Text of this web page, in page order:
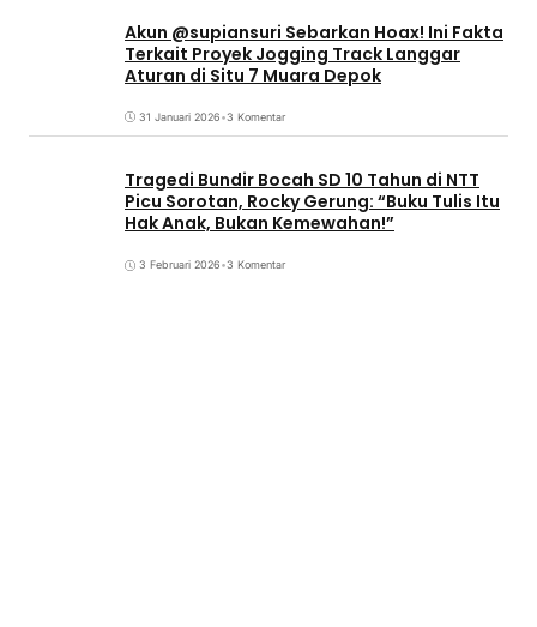
Akun @supiansuri Sebarkan Hoax! Ini Fakta
Terkait Proyek Jogging Track Langgar
Aturan di Situ 7 Muara Depok
31 Januari 2026•3 Komentar
Tragedi Bundir Bocah SD 10 Tahun di NTT
Picu Sorotan, Rocky Gerung: “Buku Tulis Itu
Hak Anak, Bukan Kemewahan!”
3 Februari 2026•3 Komentar